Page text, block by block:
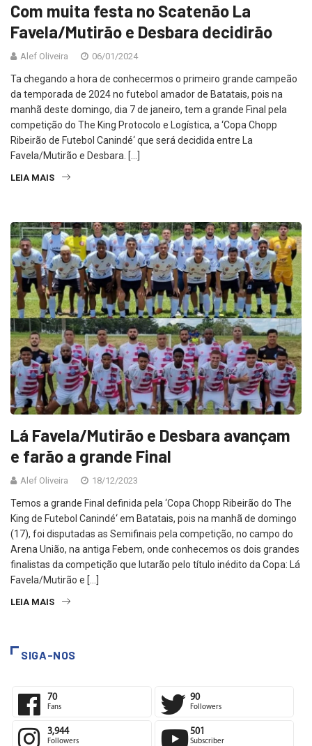
Com muita festa no Scatenão La
Favela/Mutirão e Desbara decidirão
Alef Oliveira 06/01/2024
Ta chegando a hora de conhecermos o primeiro grande campeão
da temporada de 2024 no futebol amador de Batatais, pois na
manhã deste domingo, dia 7 de janeiro, tem a grande Final pela
competição do The King Protocolo e Logística, a ‘Copa Chopp
Ribeirão de Futebol Canindé‘ que será decidida entre La
Favela/Mutirão e Desbara. […]
LEIA MAIS
Lá Favela/Mutirão e Desbara avançam
e farão a grande Final
Alef Oliveira 18/12/2023
Temos a grande Final definida pela ‘Copa Chopp Ribeirão do The
King de Futebol Canindé‘ em Batatais, pois na manhã de domingo
(17), foi disputadas as Semifinais pela competição, no campo do
Arena União, na antiga Febem, onde conhecemos os dois grandes
finalistas da competição que lutarão pelo título inédito da Copa: Lá
Favela/Mutirão e […]
LEIA MAIS
SIGA-NOS
70
Fans
90
Followers
3,944
Followers
501
Subscriber